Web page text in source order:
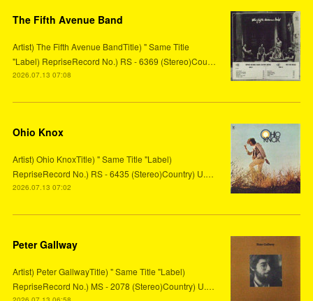
The Fifth Avenue Band
Artist) The Fifth Avenue BandTitle) " Same Title
"Label) RepriseRecord No.) RS - 6369 (Stereo)Cou…
2026.07.13 07:08
Ohio Knox
Artist) Ohio KnoxTitle) " Same Title "Label)
RepriseRecord No.) RS - 6435 (Stereo)Country) U.…
2026.07.13 07:02
Peter Gallway
Artist) Peter GallwayTitle) " Same Title "Label)
RepriseRecord No.) MS - 2078 (Stereo)Country) U.…